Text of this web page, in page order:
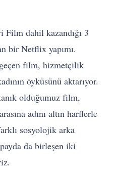
Film dahil kazandığı 3
bir Netflix yapımı.
film, hizmetçilik
öyküsünü aktarıyor.
olduğumuz film,
adını altın harflerle
sosyolojik arka
da birleşen iki